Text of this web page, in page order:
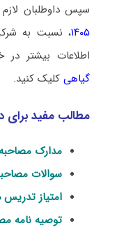
سپس داوطلبان
۱۴۰۵، نسبت به
اطلاعات بیشتر
گیاهیکلیک کنید.
مطالب مفید برای
مدارک
سوالات
امتیاز
توصیه نامه